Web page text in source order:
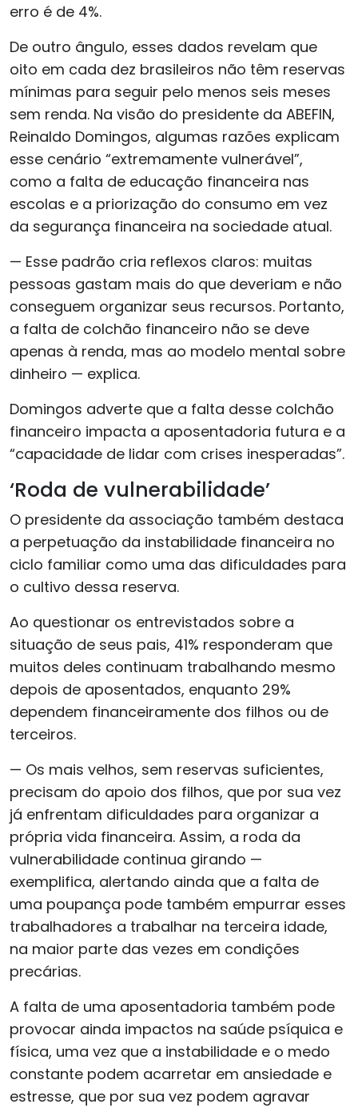
erro é de 4%.
De outro ângulo, esses dados revelam que
oito em cada dez brasileiros não têm reservas
mínimas para seguir pelo menos seis meses
sem renda. Na visão do presidente da ABEFIN,
Reinaldo Domingos, algumas razões explicam
esse cenário “extremamente vulnerável”,
como a falta de educação financeira nas
escolas e a priorização do consumo em vez
da segurança financeira na sociedade atual.
— Esse padrão cria reflexos claros: muitas
pessoas gastam mais do que deveriam e não
conseguem organizar seus recursos. Portanto,
a falta de colchão financeiro não se deve
apenas à renda, mas ao modelo mental sobre
dinheiro — explica.
Domingos adverte que a falta desse colchão
financeiro impacta a aposentadoria futura e a
“capacidade de lidar com crises inesperadas”.
‘Roda de vulnerabilidade’
O presidente da associação também destaca
a perpetuação da instabilidade financeira no
ciclo familiar como uma das dificuldades para
o cultivo dessa reserva.
Ao questionar os entrevistados sobre a
situação de seus pais, 41% responderam que
muitos deles continuam trabalhando mesmo
depois de aposentados, enquanto 29%
dependem financeiramente dos filhos ou de
terceiros.
— Os mais velhos, sem reservas suficientes,
precisam do apoio dos filhos, que por sua vez
já enfrentam dificuldades para organizar a
própria vida financeira. Assim, a roda da
vulnerabilidade continua girando —
exemplifica, alertando ainda que a falta de
uma poupança pode também empurrar esses
trabalhadores a trabalhar na terceira idade,
na maior parte das vezes em condições
precárias.
A falta de uma aposentadoria também pode
provocar ainda impactos na saúde psíquica e
física, uma vez que a instabilidade e o medo
constante podem acarretar em ansiedade e
estresse, que por sua vez podem agravar